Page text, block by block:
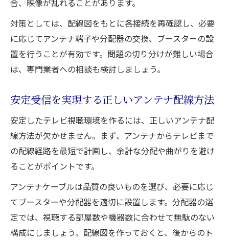
合、映像が乱れることがあります。
対策としては、配線図をもとに各接続を再確認し、必要
に応じてアンテナ端子や分配器の交換、ブースターの設
置を行うことが有効です。問題の切り分けが難しい場合
は、専門業者への相談も検討しましょう。
安定受信を実現する正しいアンテナ配線方法
安定したテレビ視聴環境を作るには、正しいアンテナ配
線方法が欠かせません。まず、アンテナからテレビまで
の配線経路を最短で計画し、余計な分配や曲がりを避け
ることがポイントです。
アンテナケーブルは品質の良いものを選び、必要に応じ
てブースターや分配器を適切に設置します。分配器の選
定では、視聴する部屋数や機器数に合わせて無駄のない
構成にしましょう。配線図を作っておくと、後からのト